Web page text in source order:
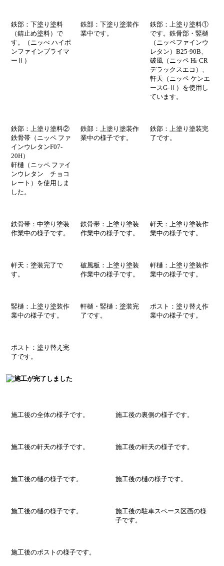
鉄部：下塗り塗料
（錆止め塗料）で
す。（ニッぺ ハイポ
ンファインプライマ
ーⅡ）
鉄部：下塗り塗装作
業中です。
鉄部：上塗り塗料①
です。鉄骨部・竪樋
（ニッペファインウ
レタン）B25-90B、
破風（ニッペ Hi-CR
デラックスエコ）、
軒天（ニッペ ケンエ
ースG-Ⅱ）を使用し
ています。
鉄部：上塗り塗料②
鉄骨帯（ニッペ ファ
インウレタンF07-
20H）
軒樋（ニッペ ファイ
ンウレタン チョコ
レート）を使用しま
した。
鉄部：上塗り塗装作
業中の様子です。
鉄部：上塗り塗装完
了です。
鉄骨帯：中塗り塗装
作業中の様子です。
鉄骨帯：上塗り塗装
作業中の様子です。
軒天：上塗り塗装作
業中の様子です。
軒天：塗装完了で
す。
破風板：上塗り塗装
作業中の様子です。
軒樋：上塗り塗装作
業中の様子です。
竪樋：上塗り塗装作
業中の様子です。
軒樋・竪樋：塗装完
了です。
ポスト：塗り替え作
業中の様子です。
ポスト：塗り替え完
了です。
施工後の全体の様子です。 施工後の裏側の様子です。
施工後の軒天の様子です。 施工後の軒天の様子です。
施工後の樋の様子です。 施工後の樋の様子です。
施工後の樋の様子です。
施工後の駐車スペース区画の様
子です。
施工後のポストの様子です。